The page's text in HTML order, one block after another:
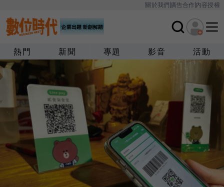
關於我們廣告合作內容授權
熱門 新聞 專題 影音 活動